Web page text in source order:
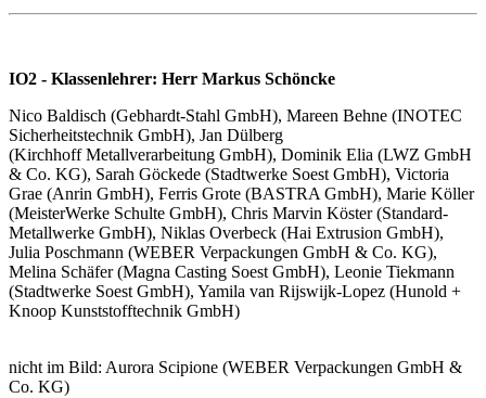
IO2 - Klassenlehrer: Herr Markus Schöncke
Nico Baldisch (Gebhardt-Stahl GmbH), Mareen Behne (INOTEC
Sicherheitstechnik GmbH), Jan Dülberg
(Kirchhoff Metallverarbeitung GmbH), Dominik Elia (LWZ GmbH
& Co. KG), Sarah Göckede (Stadtwerke Soest GmbH), Victoria
Grae (Anrin GmbH), Ferris Grote (BASTRA GmbH), Marie Köller
(MeisterWerke Schulte GmbH), Chris Marvin Köster (Standard-
Metallwerke GmbH), Niklas Overbeck (Hai Extrusion GmbH),
Julia Poschmann (WEBER Verpackungen GmbH & Co. KG),
Melina Schäfer (Magna Casting Soest GmbH), Leonie Tiekmann
(Stadtwerke Soest GmbH), Yamila van Rijswijk-Lopez (Hunold +
Knoop Kunststofftechnik GmbH)
nicht im Bild: Aurora Scipione (WEBER Verpackungen GmbH &
Co. KG)